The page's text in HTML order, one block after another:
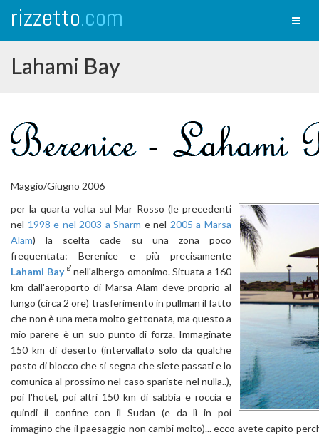
rizzetto.com
Lahami Bay
Maggio/Giugno 2006
per la quarta volta sul Mar Rosso (le precedenti
nel 1998 e nel 2003 a Sharm e nel 2005 a Marsa
Alam) la scelta cade su una zona poco
frequentata: Berenice e più precisamente
Lahami Bay
nell'albergo omonimo. Situata a 160
km dall'aeroporto di Marsa Alam deve proprio al
lungo (circa 2 ore) trasferimento in pullman il fatto
che non è una meta molto gettonata, ma questo a
mio parere è un suo punto di forza. Immaginate
150 km di deserto (intervallato solo da qualche
posto di blocco che si segna che siete passati e lo
comunica al prossimo nel caso spariste nel nulla..),
poi l'hotel, poi altri 150 km di sabbia e roccia e
quindi il confine con il Sudan (e da lì in poi
immagino che il paesaggio non cambi molto)... ecco avete capito